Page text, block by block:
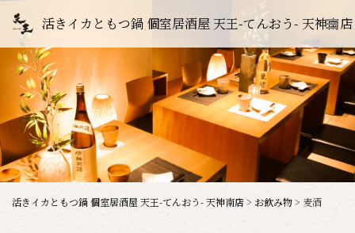
活きイカともつ鍋 個室居酒屋 天王-てんおう- 天神南店
活きイカともつ鍋 個室居酒屋 天王-てんおう- 天神南店> お飲み物> 麦酒